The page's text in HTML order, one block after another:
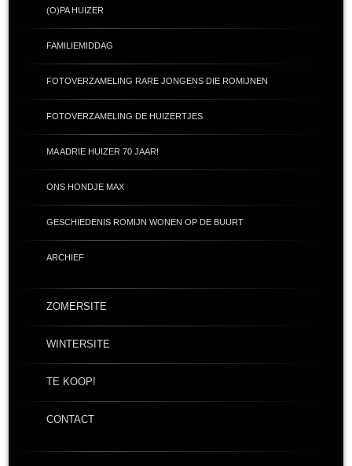
(O)PA HUIZER
FAMILIEMIDDAG
FOTOVERZAMELING RARE JONGENS DIE ROMIJNEN
FOTOVERZAMELING DE HUIZERTJES
MA ADRIE HUIZER 70 JAAR!
ONS HONDJE MAX
GESCHIEDENIS ROMIJN WONEN OP DE BUURT
ARCHIEF
ZOMERSITE
WINTERSITE
TE KOOP!
CONTACT